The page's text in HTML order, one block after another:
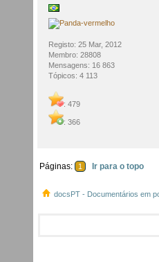
Registo: 25 Mar, 2012
Membro: 28808
Mensagens: 16 863
Tópicos: 4 113
: 479
: 366
Páginas: 1 Ir para o topo
docsPT - Documentários em